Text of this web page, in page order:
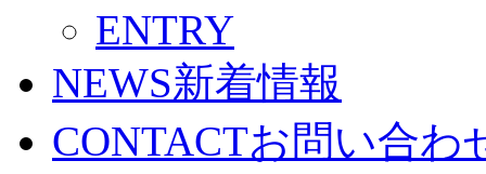
ENTRY
NEWS新着情報
CONTACTお問い合わ